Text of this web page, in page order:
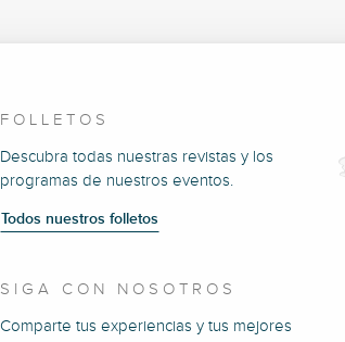
FOLLETOS
Descubra todas nuestras revistas y los
programas de nuestros eventos.
Todos nuestros folletos
SIGA CON NOSOTROS
Comparte tus experiencias y tus mejores